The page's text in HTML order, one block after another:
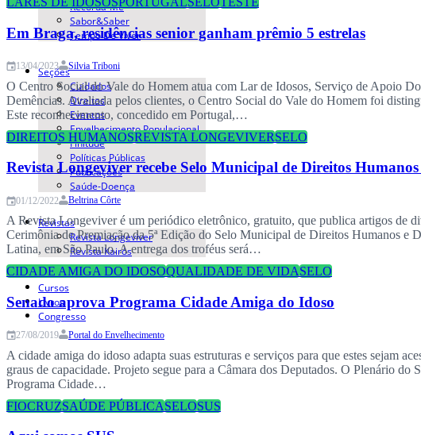
Recorda-Me
Sabor&Saber
Tempo De Viver
Seções
Cuidados
Direitos
Eventos
Envelhecimento Populacional
Finitude
Políticas Públicas
Publicações
Saúde-Doença
Revistas
Revista Longeviver
Revista Kairós
Cursos
Livros
Congresso
Em Braga, residências senior ganham prêmio 5 estrelas
13/04/2023 Silvia Triboni
O Centro Social do Vale do Homem atua com Lar de Idosos, Serviço de Apoio
Demências. Avaliada pelos clientes, o Centro Social do Vale do Homem foi
Este reconhecimento, concedido em Portugal,…
DIREITOS HUMANOSREVISTA LONGEVIVERSELO
Revista Longeviver recebe Selo Municipal de Direitos
01/12/2022 Beltrina Côrte
A Revista Longeviver é um periódico eletrônico, gratuito, que publica artigos de
Cerimônia de Premiação da 5ª Edição do Selo Municipal de Direitos Humanos e
Latina, em São Paulo. A entrega dos troféus será…
CIDADE AMIGA DO IDOSOQUALIDADE DE VIDASELO
Senado aprova Programa Cidade Amiga do Idoso
27/08/2019 Portal do Envelhecimento
A cidade amiga do idoso adapta suas estruturas e serviços para que estes sejam
graus de capacidade. Projeto segue para a Câmara dos Deputados. O Plenário
Programa Cidade…
FIOCRUZSAÚDE PÚBLICASELOSUS